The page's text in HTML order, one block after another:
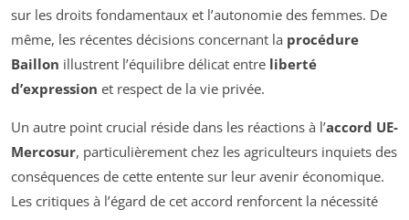
sur les droits fondamentaux et l’autonomie des femmes. De
même, les récentes décisions concernant la procédure
Baillon illustrent l’équilibre délicat entre liberté
d’expression et respect de la vie privée.
Un autre point crucial réside dans les réactions à l’accord UE-
Mercosur, particulièrement chez les agriculteurs inquiets des
conséquences de cette entente sur leur avenir économique.
Les critiques à l’égard de cet accord renforcent la nécessité